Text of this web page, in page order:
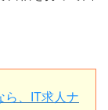
ら、IT求人ナ